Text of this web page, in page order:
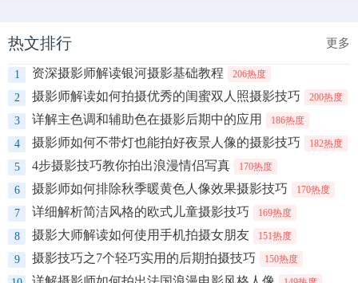
热文排行 更多
1 资深摄影师解读银河摄影基础教程 206热度
2 摄影师解读如何拍摄优秀的闺蜜双人照摄影技巧 200热度
3 详解主色调和辅助色在摄影后期中的应用 186热度
4 摄影师如何不带灯也能拍好夜景人像的摄影技巧 182热度
5 4步摄影技巧教你拍出浪漫情侣写真 170热度
6 摄影师如何排除秋季暖黄色人像效果摄影技巧 170热度
7 详细解析简洁风格的欧式儿童摄影技巧 169热度
8 摄影大师解读如何使用手机拍摄女朋友 151热度
9 摄影技巧之7个轻巧实用的后期拍摄技巧 150热度